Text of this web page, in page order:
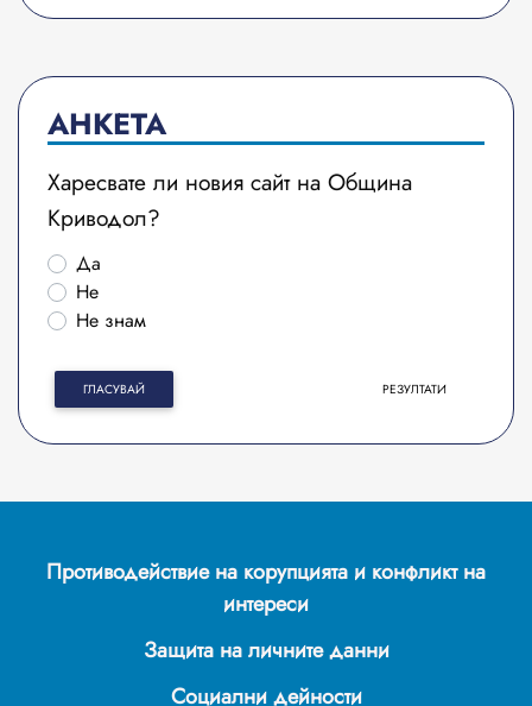
АНКЕТА
Харесвате ли новия сайт на Община
Криводол?
Да
Не
Не знам
ГЛАСУВАЙ РЕЗУЛТАТИ
Противодействие на корупцията и конфликт на
интереси
Защита на личните данни
Социални дейности